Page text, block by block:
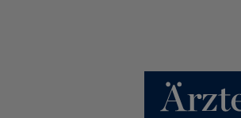
Direkt zum